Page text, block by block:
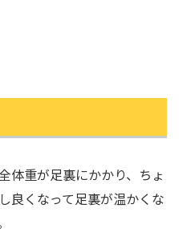
体重が足裏にかかり、ちょ
良くなって足裏が温かくな